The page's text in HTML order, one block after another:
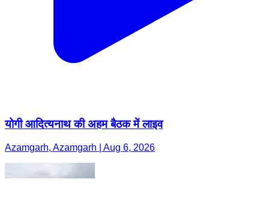
योगी आदित्यनाथ की अहम बैठक में लाइव
Azamgarh, Azamgarh | Aug 6, 2026